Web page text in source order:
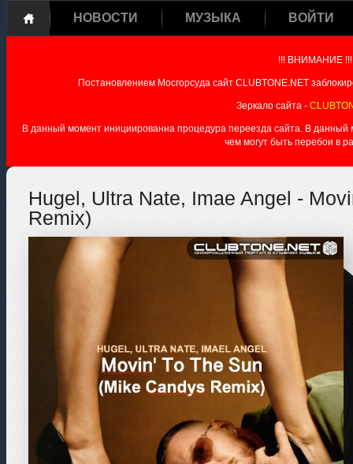
НОВОСТИ МУЗЫКА ВОЙТИ
!!! ВНИМАНИЕ !!!
Постановлением Мосгорсуда сайт CLUBTONE.NET
Зеркало сайта -
В данный момент инициированна процедура переезда сайта. В данный
чем могут быть перебои в
Hugel, Ultra Nate, Imae Angel -
Remix)